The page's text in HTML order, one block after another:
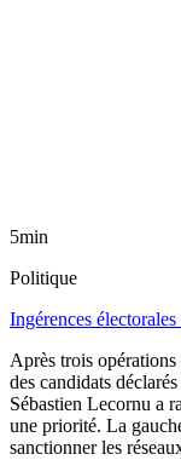
5min
Politique
Ingérences
Après trois
des candidats
Sébastien Lecornu a
une priorité. La
sanctionner les